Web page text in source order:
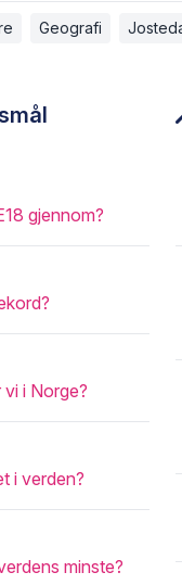
Geografi
gjennom?
i Norge?
i verden?
minste?